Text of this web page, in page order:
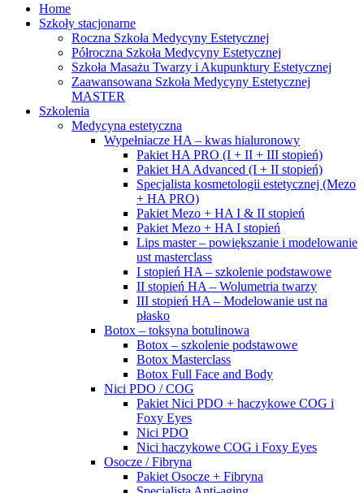
Home
Szkoły stacjonarne
Roczna Szkoła Medycyny Estetycznej
Półroczna Szkoła Medycyny Estetycznej
Szkoła Masażu Twarzy i Akupunktury Estetycznej
Zaawansowana Szkoła Medycyny Estetycznej
MASTER
Szkolenia
Medycyna estetyczna
Wypełniacze HA – kwas hialuronowy
Pakiet HA PRO (I + II + III stopień)
Pakiet HA Advanced (I + II stopień)
Specjalista kosmetologii estetycznej (Mezo
+ HA PRO)
Pakiet Mezo + HA I & II stopień
Pakiet Mezo + HA I stopień
Lips master – powiększanie i modelowanie
ust masterclass
I stopień HA – szkolenie podstawowe
II stopień HA – Wolumetria twarzy
III stopień HA – Modelowanie ust na
płasko
Botox – toksyna botulinowa
Botox – szkolenie podstawowe
Botox Masterclass
Botox Full Face and Body
Nici PDO / COG
Pakiet Nici PDO + haczykowe COG i
Foxy Eyes
Nici PDO
Nici haczykowe COG i Foxy Eyes
Osocze / Fibryna
Pakiet Osocze + Fibryna